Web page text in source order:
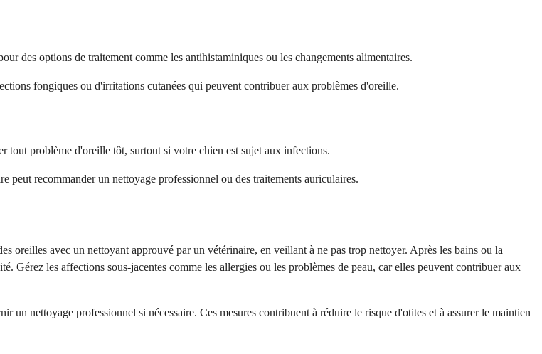
des options de traitement comme les antihistaminiques ou les changements alimentaires.
fongiques ou d'irritations cutanées qui peuvent contribuer aux problèmes d'oreille.
tout problème d'oreille tôt, surtout si votre chien est sujet aux infections.
peut recommander un nettoyage professionnel ou des traitements auriculaires.
oreilles avec un nettoyant approuvé par un vétérinaire, en veillant à ne pas trop nettoyer. Après les bains ou la
Gérez les affections sous-jacentes comme les allergies ou les problèmes de peau, car elles peuvent contribuer aux
un nettoyage professionnel si nécessaire. Ces mesures contribuent à réduire le risque d'otites et à assurer le maintien